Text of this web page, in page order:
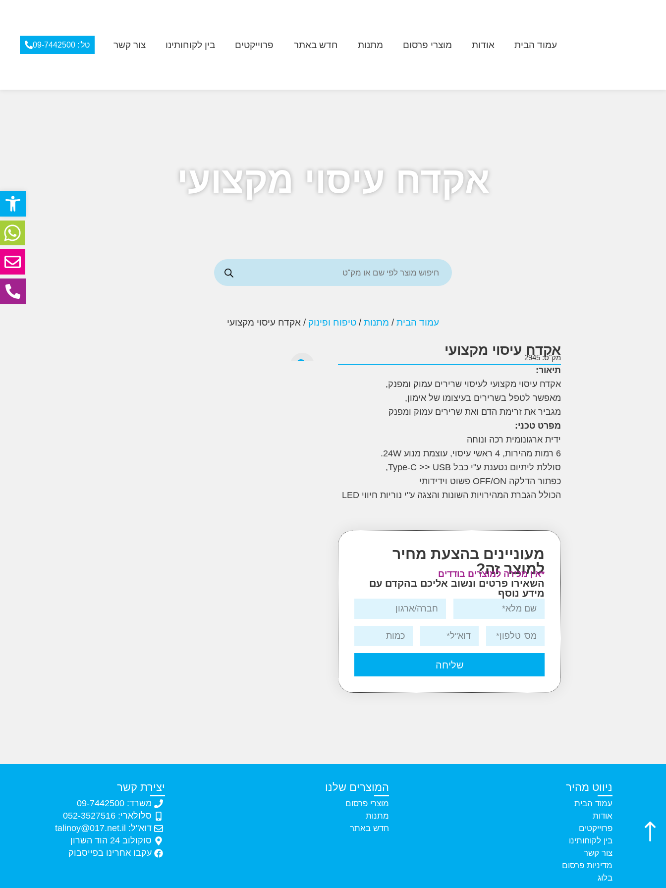
פתח
עמוד הבית אודות מוצרי פרסום מתנות חדש באתר פרוייקטים בין לקוחותינו צור קשר טל': 09-7442500
אקדח עיסוי מקצועי
עמוד הבית/ מתנות/ טיפוח ופינוק / אקדח עיסוי מקצועי
אקדח עיסוי מקצועי
מק"ט: 2945
תיאור:
אקדח עיסוי מקצועי לעיסוי שרירים עמוק ומפנק,
מאפשר לטפל בשרירים בעיצומו של אימון,
מגביר את זרימת הדם ואת שרירים עמוק ומפנק
מפרט טכני:
ידית ארגונומית רכה ונוחה
6 רמות מהירות, 4 ראשי עיסוי, עוצמת מנוע 24W.
סוללת ליתיום נטענת ע"י כבל Type-C >> USB,
כפתור הדלקה OFF/ON פשוט וידידותי
הכולל הגברת המהירויות השונות והצגה ע"י נוריות חיווי LED
מעוניינים בהצעת מחיר
למוצר זה?
*אין מכירה למוצרים בודדים
השאירו פרטים ונשוב אליכם בהקדם עם
מידע נוסף
שליחה
ניווט מהיר
עמוד הבית
אודות
פרוייקטים
בין לקוחותינו
צור קשר
מדיניות פרסום
בלוג
המוצרים שלנו
מוצרי פרסום
מתנות
חדש באתר
יצירת קשר
משרד: 09-7442500
סלולארי: 052-3527516
דוא"ל: talinoy@017.net.il
סוקולוב 24 הוד השרון
עקבו אחרינו בפייסבוק